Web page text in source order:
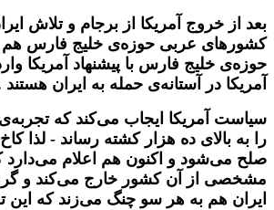
بعد از خروج آمریکا از برجام و تلاش
کشورهای عربی حوزه‌‌ی خلیج فارس هم
حوزه‌ی خلیج فارس با پیشنهاد آمریکا
آمریکا در آستانه‌ی حمله به ایران هستند
را به بالای ده هزار کشته رساند -
صلح می‌شود و اکنون هم اعلام می‌دارد
مشخصی از آن کشور خارج می‌کند و
ایران هم به هر سو چنگ می‌زند که این